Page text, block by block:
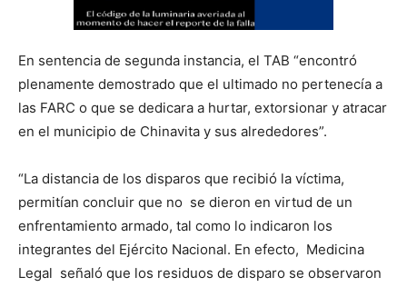
En sentencia de segunda instancia, el TAB “encontró
plenamente demostrado que el ultimado no pertenecía a
las FARC o que se dedicara a hurtar, extorsionar y atracar
en el municipio de Chinavita y sus alrededores”.
“La distancia de los disparos que recibió la víctima,
permitían concluir que no se dieron en virtud de un
enfrentamiento armado, tal como lo indicaron los
integrantes del Ejército Nacional. En efecto, Medicina
Legal señaló que los residuos de disparo se observaron